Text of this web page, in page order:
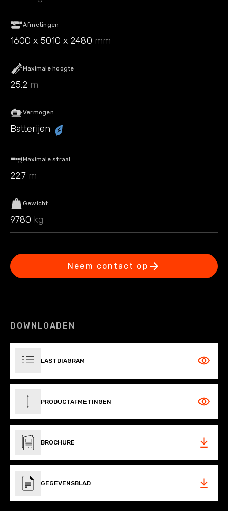
Afmetingen
1600 x 5010 x 2480 mm
Maximale hoogte
25.2 m
Vermogen
Batterijen
Maximale straal
22.7 m
Gewicht
9780 kg
Neem contact op
DOWNLOADEN
LASTDIAGRAM
PRODUCTAFMETINGEN
BROCHURE
GEGEVENSBLAD